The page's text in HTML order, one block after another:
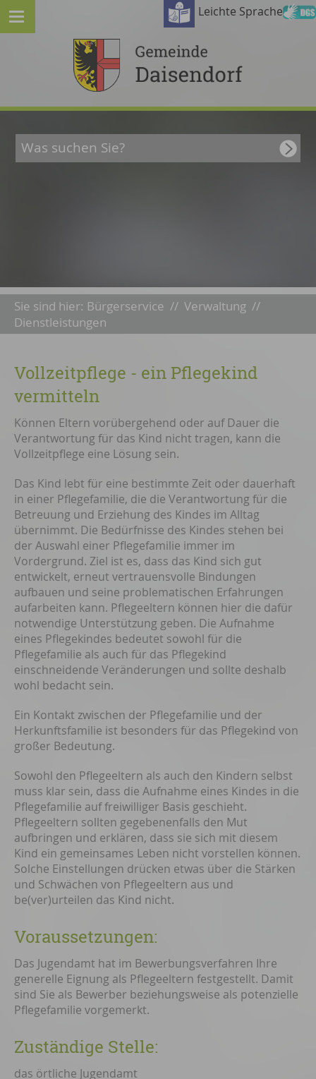
Leichte Sprache
Sie sind hier: Bürgerservice // Verwaltung //
Dienstleistungen
Vollzeitpflege - ein Pflegekind
vermitteln
Können Eltern vorübergehend oder auf Dauer die
Verantwortung für das Kind nicht tragen, kann die
Vollzeitpflege eine Lösung sein.
Das Kind lebt für eine be­stimm­te Zeit oder dauerhaft
in einer Pflegefamilie, die die Verantwortung für die
Be­treu­ung und Er­ziehung des Kindes im Alltag
übernimmt. Die Bedürfnisse des Kindes stehen bei
der Auswahl einer Pflegefamilie immer im
Vordergrund. Ziel ist es, dass das Kind sich gut
entwickelt, erneut vertrauensvolle Bindungen
aufbauen und seine problematischen Erfahrungen
aufarbeiten kann. Pflegeeltern können hier die dafür
notwendige Unterstützung geben. Die Aufnahme
eines Pflegekindes bedeutet sowohl für die
Pflegefamilie als auch für das Pflegekind
einschneidende Veränderungen und sollte deshalb
wohl bedacht sein.
Ein Kontakt zwischen der Pflegefamilie und der
Herkunftsfamilie ist besonders für das Pflegekind von
großer Bedeutung.
Sowohl den Pflegeeltern als auch den Kindern selbst
muss klar sein, dass die Aufnahme eines Kindes in die
Pflegefamilie auf freiwilliger Basis geschieht.
Pflegeeltern sollten gegebenenfalls den Mut
aufbringen und erklären, dass sie sich mit diesem
Kind ein gemeinsames Leben nicht vorstellen können.
Solche Einstellungen drücken etwas über die Stärken
und Schwächen von Pflegeeltern aus und
be(ver)urteilen das Kind nicht.
Voraussetzungen:
Das Jugendamt hat im Bewerbungsverfahren Ihre
generelle Eignung als Pflegeeltern festgestellt. Damit
sind Sie als Bewerber beziehungsweise als potenzielle
Pflegefamilie vorgemerkt.
Zuständige Stelle:
das örtliche Jugendamt